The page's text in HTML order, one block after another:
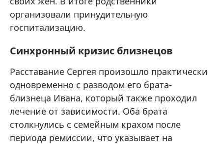
организовали принудительную
госпитализацию.
Синхронный кризис близнецов
Расставание Сергея произошло практически
одновременно с разводом его брата-
близнеца Ивана, который также проходил
лечение от зависимости. Оба брата
столкнулись с семейным крахом после
периода ремиссии, что указывает на